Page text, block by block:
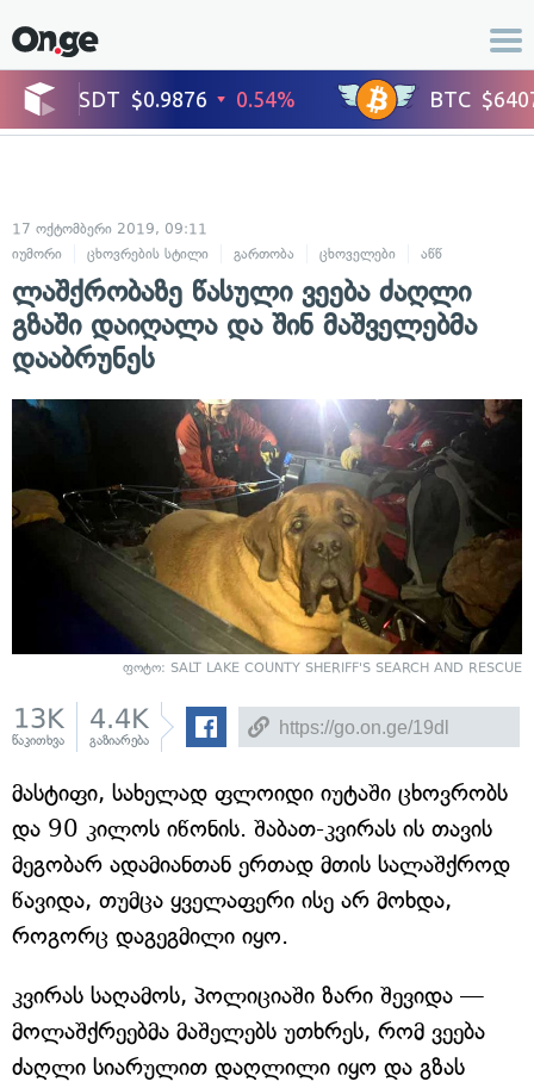
17 ოქტომბერი 2019, 09:11
იუმორი
ცხოვრების სტილი გართობა ცხოველები აწწ
ლაშქრობაზე წასული ვეება ძაღლი
გზაში დაიღალა და შინ მაშველებმა
დააბრუნეს
ფოტო: SALT LAKE COUNTY SHERIFF'S SEARCH AND RESCUE
13K
წაკითხვა
4.4K
გაზიარება
მასტიფი, სახელად ფლოიდი იუტაში ცხოვრობს
და 90 კილოს იწონის. შაბათ-კვირას ის თავის
მეგობარ ადამიანთან ერთად მთის სალაშქროდ
წავიდა, თუმცა ყველაფერი ისე არ მოხდა,
როგორც დაგეგმილი იყო.
კვირას საღამოს, პოლიციაში ზარი შევიდა —
მოლაშქრეებმა მაშელებს უთხრეს, რომ ვეება
ძაღლი სიარულით დაღლილი იყო და გზას